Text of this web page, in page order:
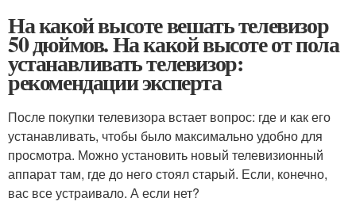
На какой высоте вешать телевизор
50 дюймов. На какой высоте от пола
устанавливать телевизор:
рекомендации эксперта
После покупки телевизора встает вопрос: где и как его
устанавливать, чтобы было максимально удобно для
просмотра. Можно установить новый телевизионный
аппарат там, где до него стоял старый. Если, конечно,
вас все устраивало. А если нет?